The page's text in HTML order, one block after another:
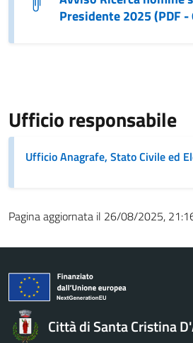
Presidente 2025 (PDF -
Ufficio responsabile
Ufficio Anagrafe, Stato Civile ed
Pagina aggiornata il 26/08/2025,
Città di Santa Cristina